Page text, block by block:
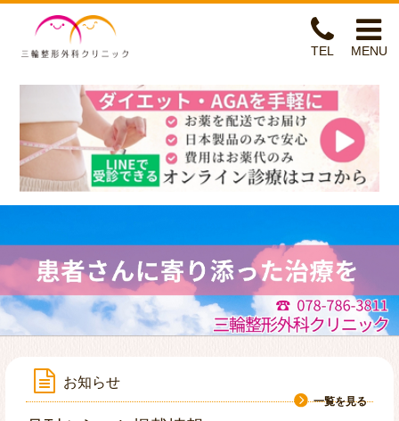
三輪整形外科クリニ
TEL MENU
ホーム
整形外科専門医診療(手外科専門医)
自費診療
リンパマッサージ
アクセス
お知らせ
一覧を見る